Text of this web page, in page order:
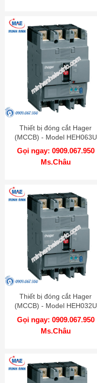
Thiết bị đóng cắt Hager
(MCCB) - Model HEH063U
Gọi ngay: 0909.067.950
Ms.Châu
Thiết bị đóng cắt Hager
(MCCB) - Model HEH032U
Gọi ngay: 0909.067.950
Ms.Châu